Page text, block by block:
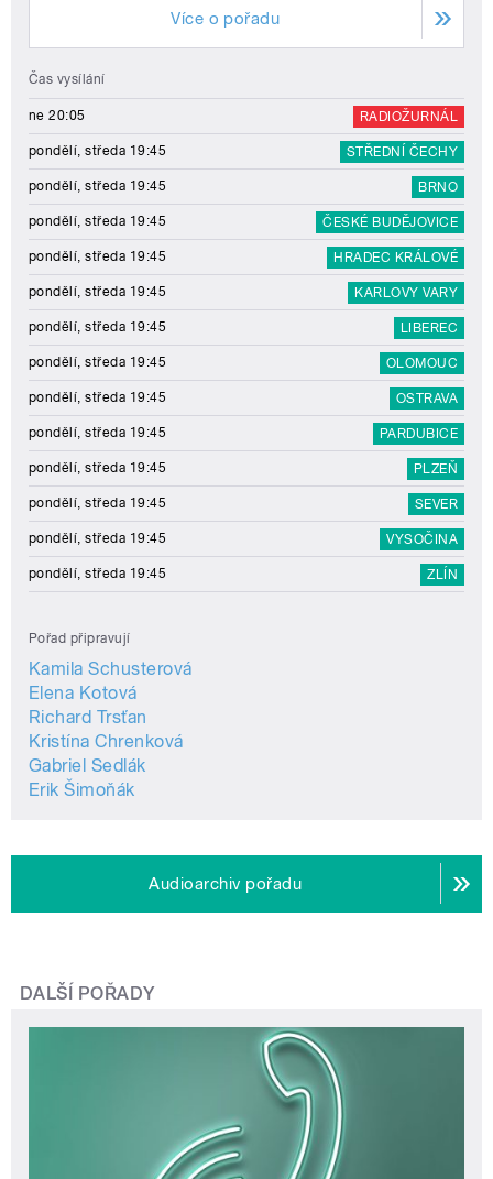
Více o pořadu
Čas vysílání
ne 20:05 RADIOŽURNÁL
pondělí, středa 19:45 STŘEDNÍ ČECHY
pondělí, středa 19:45 BRNO
pondělí, středa 19:45 ČESKÉ BUDĚJOVICE
pondělí, středa 19:45 HRADEC KRÁLOVÉ
pondělí, středa 19:45 KARLOVY VARY
pondělí, středa 19:45 LIBEREC
pondělí, středa 19:45 OLOMOUC
pondělí, středa 19:45 OSTRAVA
pondělí, středa 19:45 PARDUBICE
pondělí, středa 19:45 PLZEŇ
pondělí, středa 19:45 SEVER
pondělí, středa 19:45 VYSOČINA
pondělí, středa 19:45 ZLÍN
Pořad připravují
Kamila Schusterová
Elena Kotová
Richard Trsťan
Kristína Chrenková
Gabriel Sedlák
Erik Šimoňák
Audioarchiv pořadu
DALŠÍ POŘADY